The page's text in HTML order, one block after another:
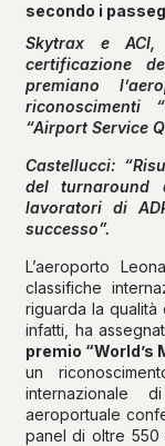
secondo i
Skytrax e
certificazione
premiano
riconoscimenti
“Airport Service
Castellucci:
del
lavoratori di
successo”.
L’aeroporto
classifiche
riguarda la qualità
infatti, ha
premio “World’s
un
internazionale
aeroportuale
panel di oltre 550